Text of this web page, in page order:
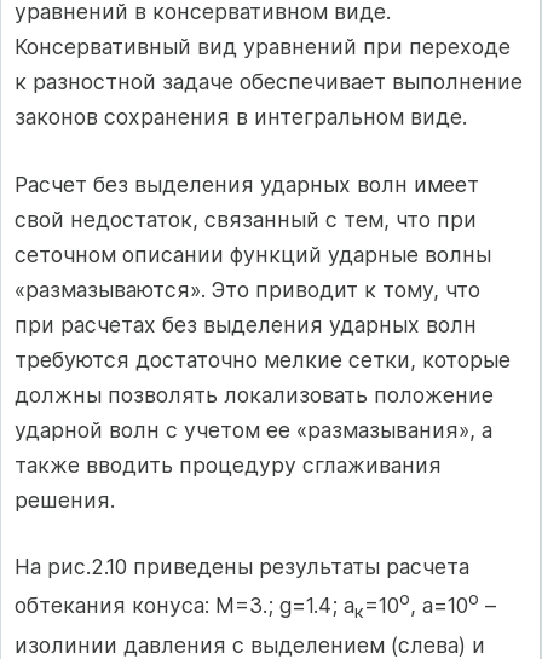
уравнений в консервативном виде.
Консервативный вид уравнений при переходе
к разностной задаче обеспечивает выполнение
законов сохранения в интегральном виде.
Расчет без выделения ударных волн имеет
свой недостаток, связанный с тем, что при
сеточном описании функций ударные волны
«размазываются». Это приводит к тому, что
при расчетах без выделения ударных волн
требуются достаточно мелкие сетки, которые
должны позволять локализовать положение
ударной волн с учетом ее «размазывания», а
также вводить процедуру сглаживания
решения.
На рис.2.10 приведены результаты расчета
обтекания конуса: М=3.; g=1.4; aк=10о, a=10о –
изолинии давления с выделением (слева) и